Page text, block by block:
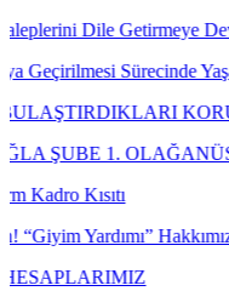
Devam Edeceğiz!
Yaşadığı Hak
KORUYUCU
GENEL
Hakkımızı Ayni Değil,